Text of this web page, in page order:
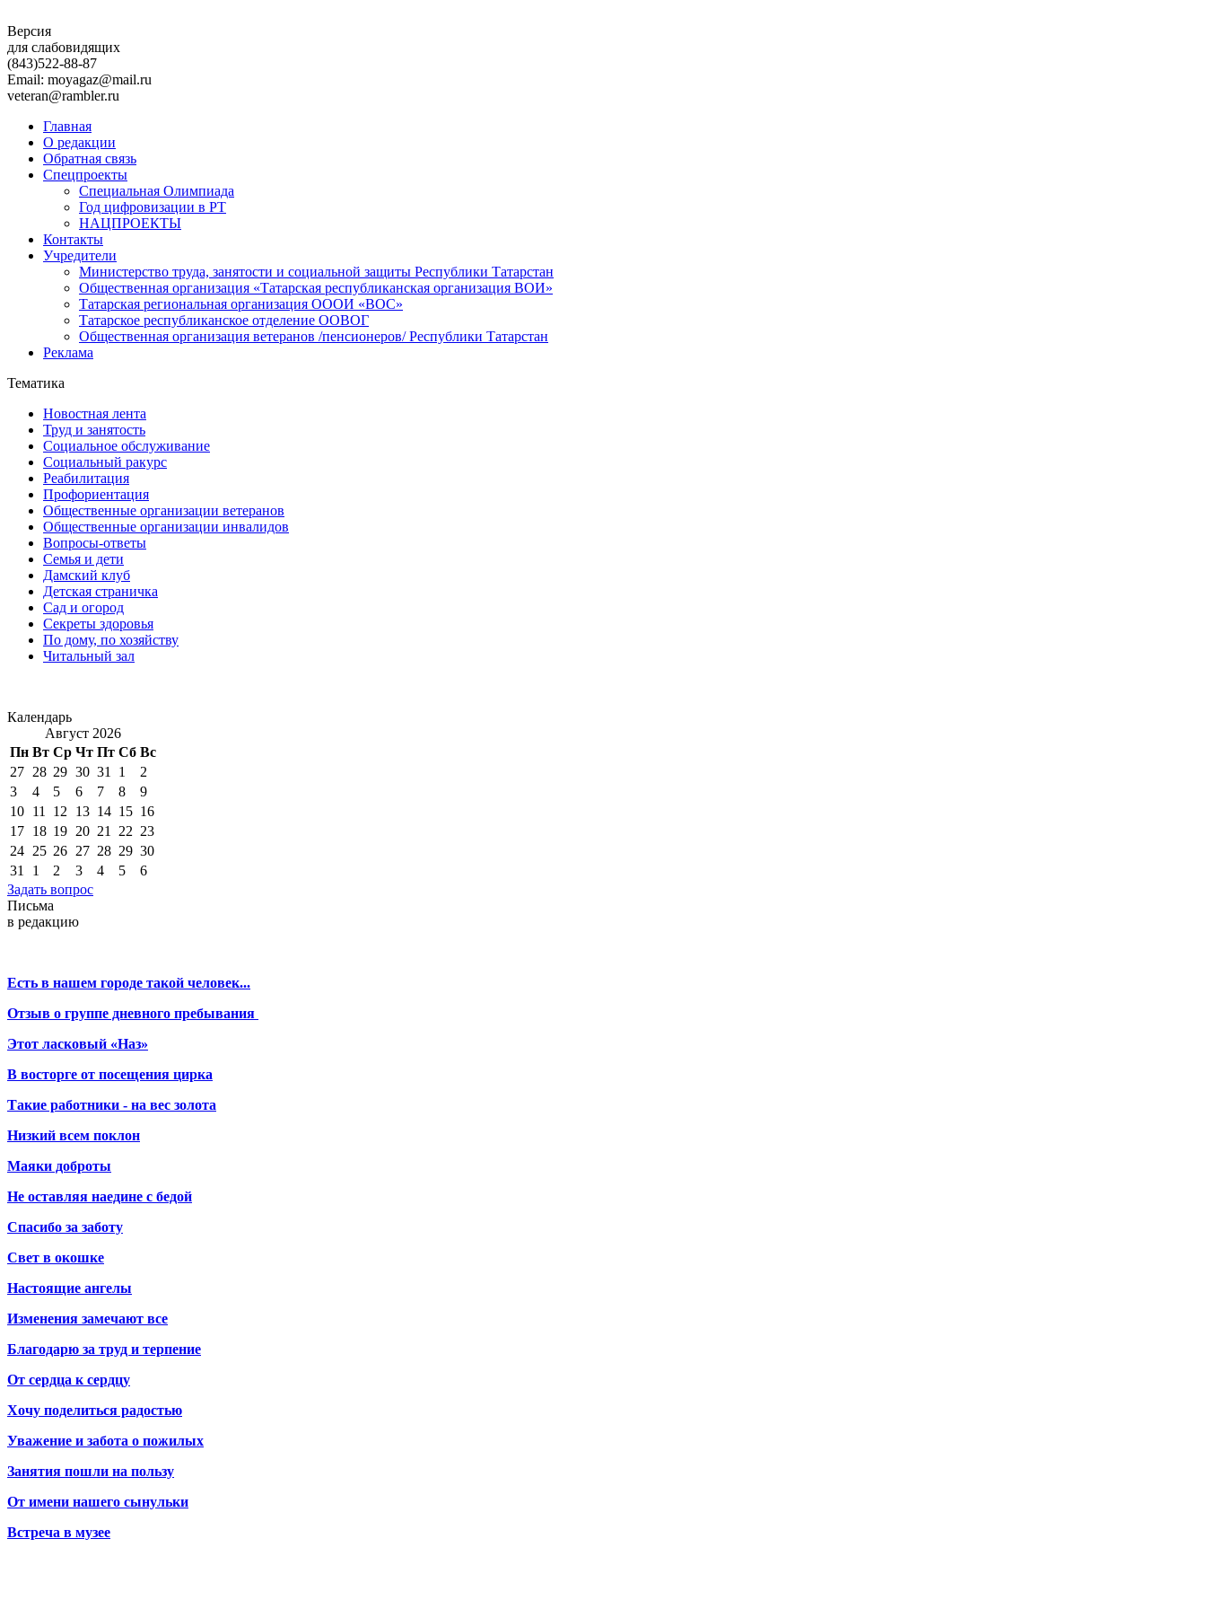
Версия
для слабовидящих
(843)522-88-87
Email: moyagaz@mail.ru
veteran@rambler.ru
Главная
О редакции
Обратная связь
Спецпроекты
Специальная Олимпиада
Год цифровизации в РТ
НАЦПРОЕКТЫ
Контакты
Учредители
Министерство труда, занятости и социальной защиты Республики Татарстан
Общественная организация «Татарская республиканская организация ВОИ»
Татарская региональная организация ОООИ «ВОС»
Татарское республиканское отделение ООВОГ
Общественная организация ветеранов /пенсионеров/ Республики Татарстан
Реклама
Тематика
Новостная лента
Труд и занятость
Социальное обслуживание
Социальный ракурс
Реабилитация
Профориентация
Общественные организации ветеранов
Общественные организации инвалидов
Вопросы-ответы
Семья и дети
Дамский клуб
Детская страничка
Сад и огород
Секреты здоровья
По дому, по хозяйству
Читальный зал
Календарь
Август 2026
Пн Вт Ср Чт Пт Сб Вс
27 28 29 30 31 1
2
3
4 5 6 7 8
9
10 11 12 13 14 15 16
17 18 19 20 21 22 23
24 25 26 27 28 29 30
31
1 2 3 4 5
6
Задать вопрос
Письма
в редакцию
Есть в нашем городе такой человек...
Отзыв о группе дневного пребывания
Этот ласковый «Наз»
В восторге от посещения цирка
Такие работники - на вес золота
Низкий всем поклон
Маяки доброты
Не оставляя наедине с бедой
Спасибо за заботу
Свет в окошке
Настоящие ангелы
Изменения замечают все
Благодарю за труд и терпение
От сердца к сердцу
Хочу поделиться радостью
Уважение и забота о пожилых
Занятия пошли на пользу
От имени нашего сынульки
Встреча в музее